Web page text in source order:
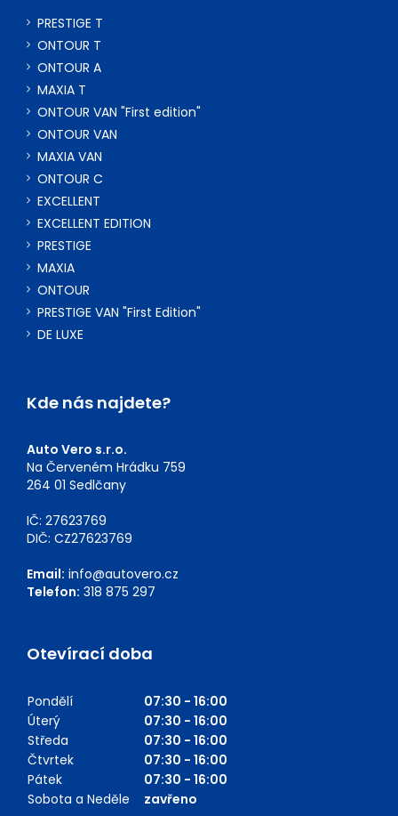
PRESTIGE T
ONTOUR T
ONTOUR A
MAXIA T
ONTOUR VAN "First edition"
ONTOUR VAN
MAXIA VAN
ONTOUR C
EXCELLENT
EXCELLENT EDITION
PRESTIGE
MAXIA
ONTOUR
PRESTIGE VAN "First Edition"
DE LUXE
Kde nás najdete?
Auto Vero s.r.o.
Na Červeném Hrádku 759
264 01 Sedlčany
IČ: 27623769
DIČ: CZ27623769
Email: info@autovero.cz
Telefon: 318 875 297
Otevírací doba
Pondělí
07:30 - 16:00
Úterý
07:30 - 16:00
Středa
07:30 - 16:00
Čtvrtek
07:30 - 16:00
Pátek
07:30 - 16:00
Sobota a Neděle
zavřeno